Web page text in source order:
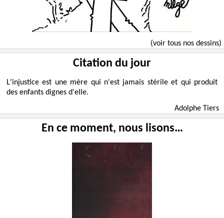
(voir tous nos dessins)
Citation du jour
L'injustice est une mère qui n'est jamais stérile et qui produit
des enfants dignes d'elle.
Adolphe Tiers
En ce moment, nous lisons…